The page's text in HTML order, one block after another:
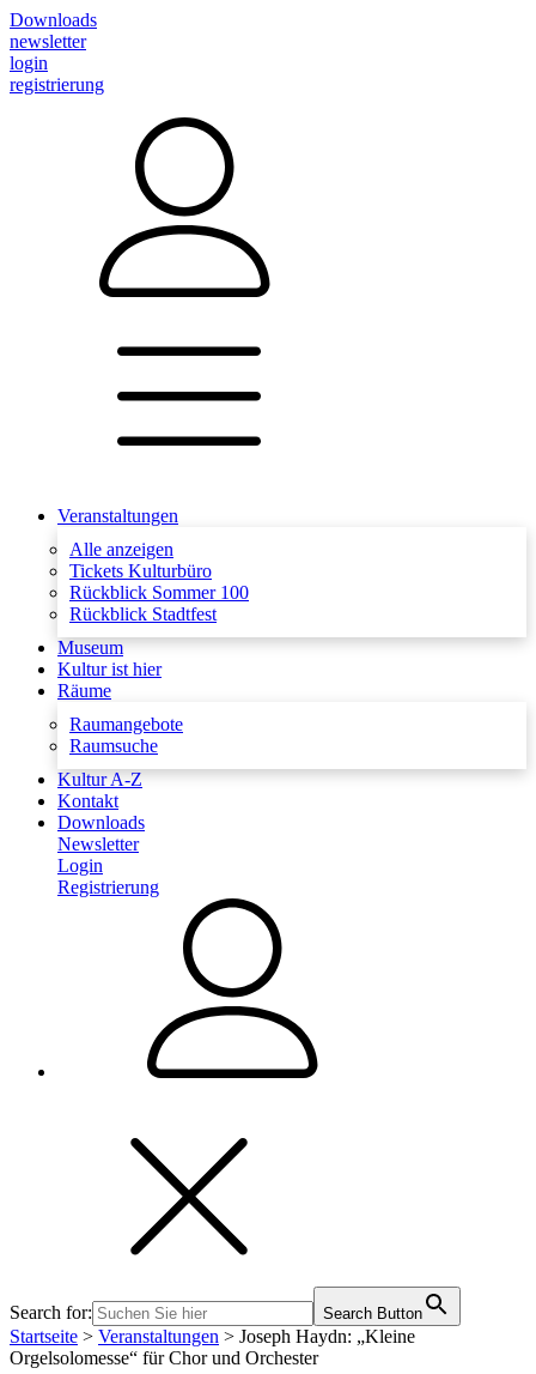
Downloads
newsletter
login
registrierung
Veranstaltungen
Alle anzeigen
Tickets Kulturbüro
Rückblick Sommer 100
Rückblick Stadtfest
Museum
Kultur ist hier
Räume
Raumangebote
Raumsuche
Kultur A-Z
Kontakt
Downloads
Newsletter
Login
Registrierung
Search for: Search Button
Startseite > Veranstaltungen > Joseph Haydn: „Kleine
Orgelsolomesse“ für Chor und Orchester